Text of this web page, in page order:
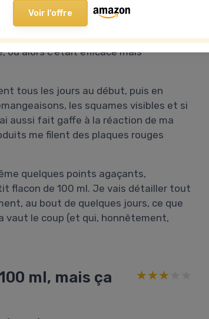
ça coche pas mal de cases : sans
apaiser vite les démangeaisons.
en pharmacie qui promettaient
ou alors c’était efficace mais
tous les jours au début, puis en
les squames visibles et si
aussi fait gaffe à la réaction de ma
me filent des plaques rouges
quelques points agaçants,
flacon de 100 ml. Je vais détailler tout
au bout de quelques jours, ce que
vaut le coup (et qui, honnêtement,
ml, mais ça
★★★★★
★★★★★
Voir l'offre